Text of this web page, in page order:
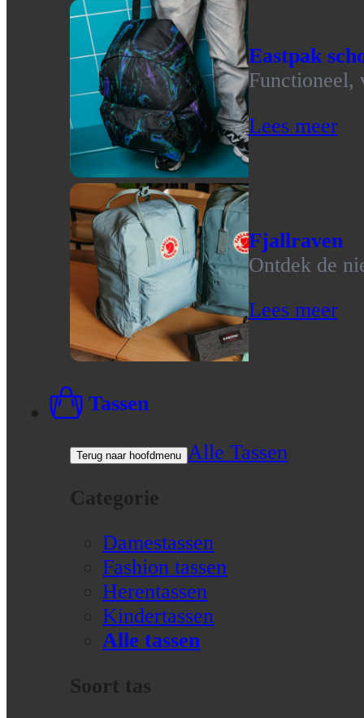
Eastpak
Functioneel,
Lees meer
Fjallraven
Ontdek de
Lees meer
Tassen
Terug naar hoofdmenu Alle Tassen
Categorie
Damestassen
Fashion tassen
Herentassen
Kindertassen
Alle tassen
Soort tas